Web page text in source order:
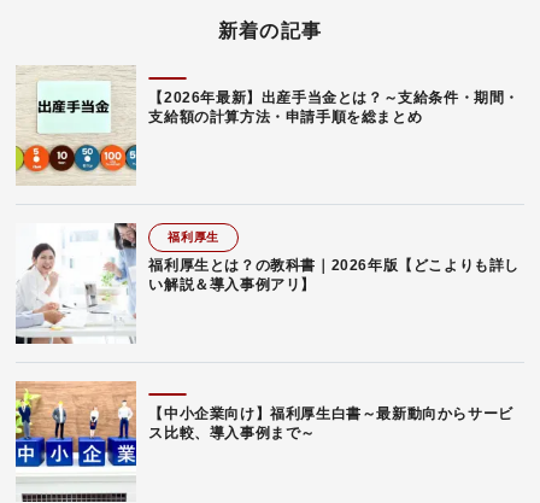
新着の記事
【2026年最新】出産手当金とは？～支給条件・期間・
支給額の計算方法・申請手順を総まとめ
福利厚生
福利厚生とは？の教科書｜2026年版【どこよりも詳し
い解説＆導入事例アリ】
【中小企業向け】福利厚生白書～最新動向からサービ
ス比較、導入事例まで～